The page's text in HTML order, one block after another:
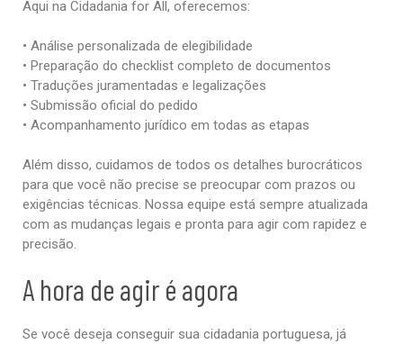
Aqui na Cidadania for All, oferecemos:
• Análise personalizada de elegibilidade
• Preparação do checklist completo de documentos
• Traduções juramentadas e legalizações
• Submissão oficial do pedido
• Acompanhamento jurídico em todas as etapas
Além disso, cuidamos de todos os detalhes burocráticos
para que você não precise se preocupar com prazos ou
exigências técnicas. Nossa equipe está sempre atualizada
com as mudanças legais e pronta para agir com rapidez e
precisão.
A hora de agir é agora
Se você deseja conseguir sua cidadania portuguesa, já